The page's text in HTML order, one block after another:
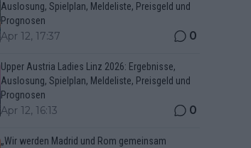
Auslosung, Spielplan, Meldeliste, Preisgeld und
Prognosen
Apr 12, 17:37 0
Upper Austria Ladies Linz 2026: Ergebnisse,
Auslosung, Spielplan, Meldeliste, Preisgeld und
Prognosen
Apr 12, 16:13 0
„Wir werden Madrid und Rom gemeinsam